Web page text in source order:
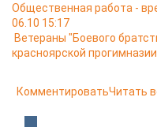
Общественная работа -
06.10 15:17
Ветераны "Боевого
красноярской
КомментироватьЧитать